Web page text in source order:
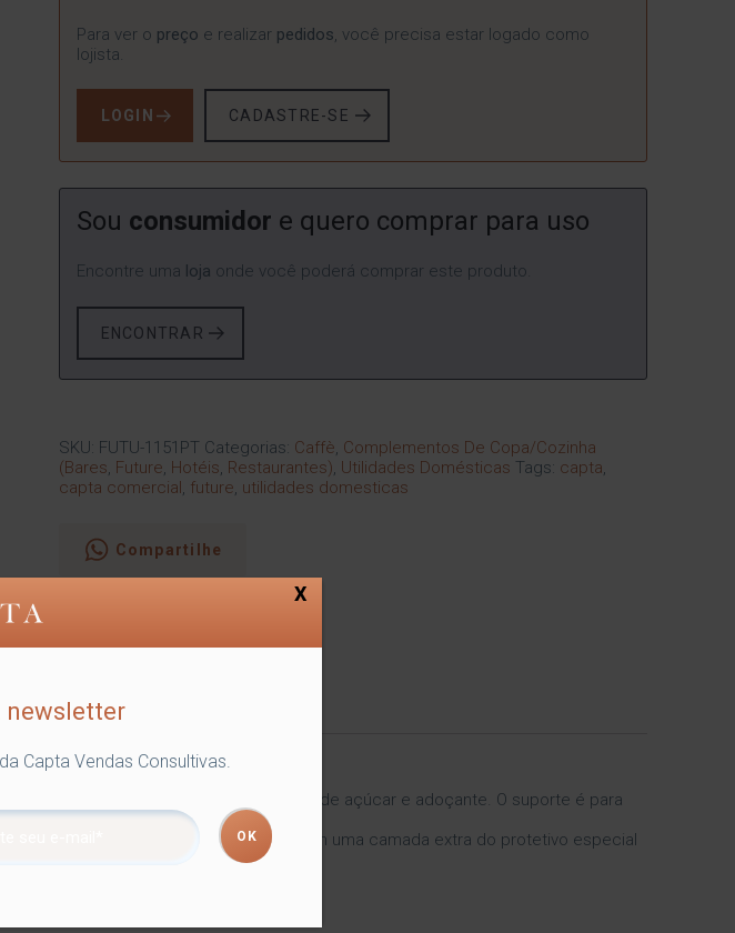
Para ver o preço e realizar pedidos , você precisa estar logado como
lojista.
LOGIN CADASTRE-SE
Sou consumidor e quero comprar para uso
Encontre uma loja onde você poderá comprar este produto.
ENCONTRAR
SKU: FUTU-1151PT Categorias: Caffè, Complementos De Copa/Cozinha
(Bares, Future, Hotéis, Restaurantes), Utilidades Domésticas Tags: capta,
capta comercial, future, utilidades domesticas
Compartilhe
descartáveis, os mexedores e sachês de açúcar e adoçante. O suporte é para
metal – os produtos são revestidos com uma camada extra do protetivo especial
newsletter
Capta Vendas Consultivas.
X